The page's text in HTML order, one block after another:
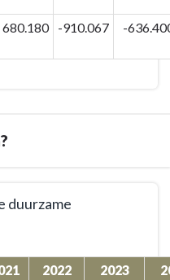
680.180 -910.067 -
duurzame
2022 2023